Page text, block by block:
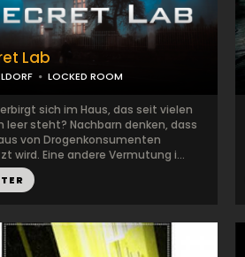
Lab
LOCKED ROOM
sich im Haus, das seit vielen
leer steht? Nachbarn denken, dass
von Drogenkonsumenten
wird. Eine andere Vermutung i...